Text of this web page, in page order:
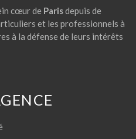
cœur de Parisdepuis de
et les professionnels à
à la défense de leurs intérêts